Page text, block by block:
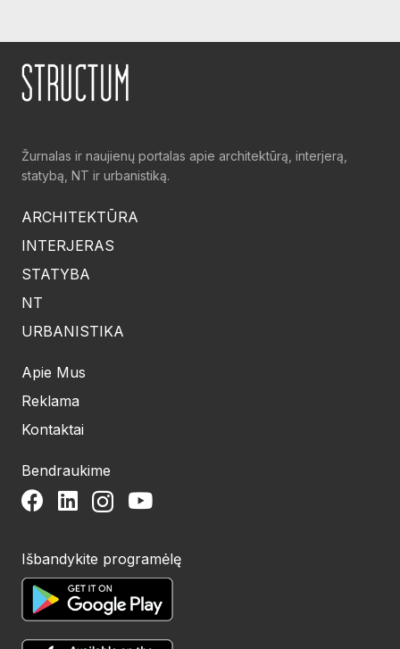
Žurnalas ir naujienų portalas apie architektūrą, interjerą,
statybą, NT ir urbanistiką.
ARCHITEKTŪRA
INTERJERAS
STATYBA
NT
URBANISTIKA
Apie Mus
Reklama
Kontaktai
Bendraukime
Išbandykite programėlę